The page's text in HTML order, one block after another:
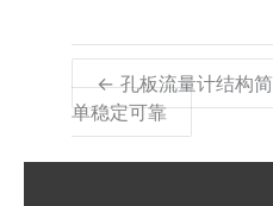
← 孔板流量计结构简
单稳定可靠